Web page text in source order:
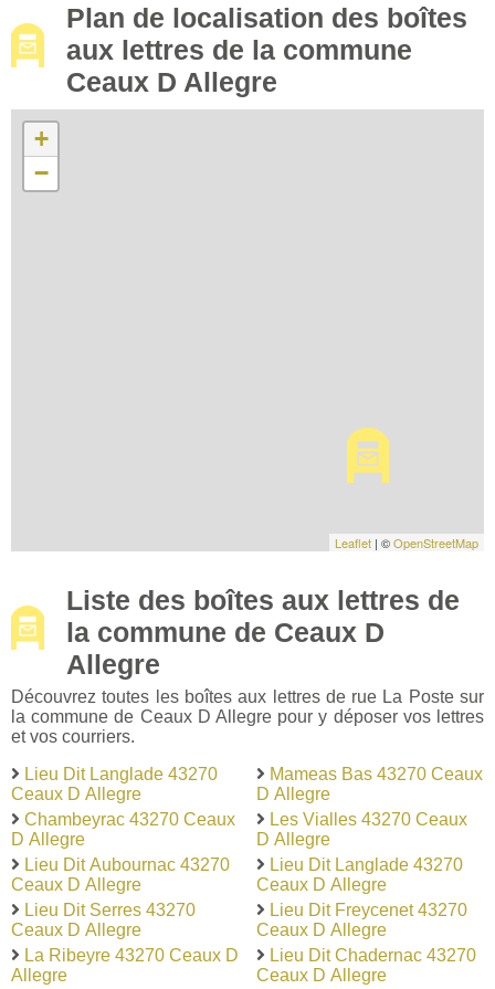
Plan de localisation des boîtes
aux lettres de la commune
Ceaux D Allegre
+
−
Leaflet | ©OpenStreetMap
Liste des boîtes aux lettres de
la commune de Ceaux D
Allegre
Découvrez toutes les boîtes aux lettres de rue La Poste sur
la commune de Ceaux D Allegre pour y déposer vos lettres
et vos courriers.
Lieu Dit Langlade 43270
Ceaux D Allegre
Chambeyrac 43270 Ceaux
D Allegre
Lieu Dit Aubournac 43270
Ceaux D Allegre
Lieu Dit Serres 43270
Ceaux D Allegre
La Ribeyre 43270 Ceaux D
Allegre
Mameas Bas 43270 Ceaux
D Allegre
Les Vialles 43270 Ceaux
D Allegre
Lieu Dit Langlade 43270
Ceaux D Allegre
Lieu Dit Freycenet 43270
Ceaux D Allegre
Lieu Dit Chadernac 43270
Ceaux D Allegre